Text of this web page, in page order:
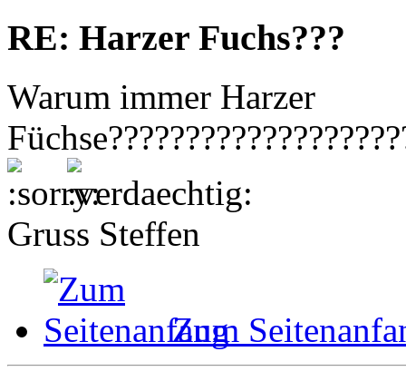
RE: Harzer Fuchs???
Warum immer Harzer
Gruss Steffen
Zum